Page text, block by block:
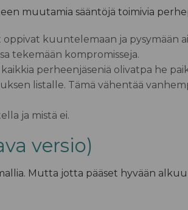
muutamia sääntöjä toimivia
kuuntelemaan ja pysymään
tekemään kompromisseja.
perheenjäseniä olivatpa he
listalle. Tämä vähentää
ja mistä ei.
versio)
Mutta jotta pääset hyvään